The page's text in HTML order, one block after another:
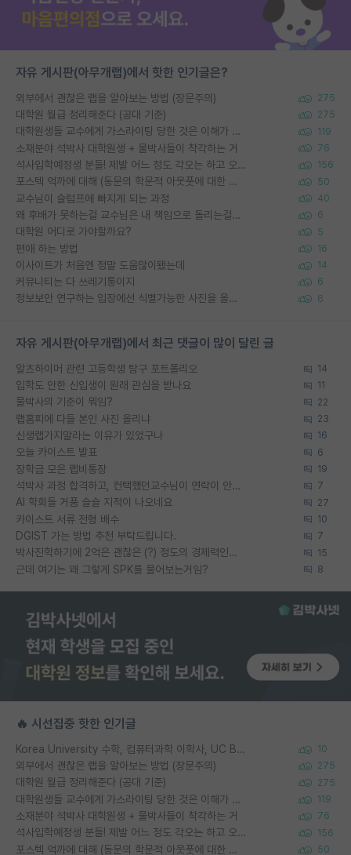
자유 게시판(아무개랩)에서 핫한 인기글은?
외부에서 괜찮은 랩을 알아보는 방법 (장문주의) 275
대학원 월급 정리해준다 (공대 기준) 275
대학원생들 교수에게 가스라이팅 당한 것은 이해가 갑니다. 안타깝네요. 119
소재분야 석박사 대학원생 + 물박사들이 착각하는 거 76
석사입학예정생 분들! 제발 어느 정도 각오는 하고 오세요. 156
포스텍 억까에 대해 (동문의 학문적 아웃풋에 대한 반박) 50
교수님이 슬럼프에 빠지게 되는 과정 40
왜 후배가 못하는걸 교수님은 내 책임으로 돌리는걸까요? 6
대학원 어디로 가야할까요? 5
편애 하는 방법 16
이사이트가 처음엔 정말 도움많이됐는데 14
커뮤니티는 다 쓰레기통이지 6
정보보안 연구하는 입장에선 식별가능한 사진을 올리는건 비추이긴함 6
자유 게시판(아무개랩)에서 최근 댓글이 많이 달린 글
알츠하이머 관련 고등학생 탐구 포트폴리오 14
입학도 안한 신입생이 원래 관심을 받나요 11
물박사의 기준이 뭐임? 22
랩홈피에 다들 본인 사진 올리냐 23
신생랩가지말라는 이유가 있었구나 16
오늘 카이스트 발표 6
장학금 모은 랩비통장 19
석박사 과정 합격하고, 컨택했던교수님이 연락이 안됩니다... 7
AI 학회들 거품 슬슬 지적이 나오네요 27
카이스트 서류 전형 배수 10
DGIST 가는 방법 추천 부탁드립니다. 7
박사진학하기에 2억은 괜찮은 (?) 정도의 경제력인가요 15
근데 여기는 왜 그렇게 SPK를 물어보는거임? 8
🔥 시선집중 핫한 인기글
Korea University 수학, 컴퓨터과학 이학사, UC Berkeley 산업공학 대학원 공학박사가 되는 것은 쉽지 않겠죠? 10
외부에서 괜찮은 랩을 알아보는 방법 (장문주의) 275
대학원 월급 정리해준다 (공대 기준) 275
대학원생들 교수에게 가스라이팅 당한 것은 이해가 갑니다. 안타깝네요. 119
소재분야 석박사 대학원생 + 물박사들이 착각하는 거 76
석사입학예정생 분들! 제발 어느 정도 각오는 하고 오세요. 156
포스텍 억까에 대해 (동문의 학문적 아웃풋에 대한 반박) 50